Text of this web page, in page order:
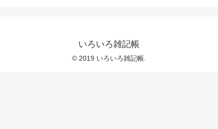
いろいろ雑記帳
© 2019 いろいろ雑記帳.